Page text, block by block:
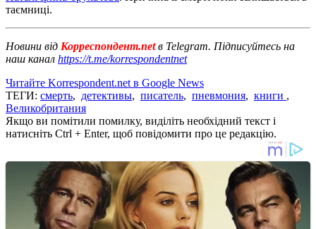
таємниці.
Новини від Корреспондент.netв Telegram. Підписуйтесь на
наш канал https://t.me/korrespondentnet
Читайте Korrespondent.net в Google News
ТЕГИ: смерть, детективы, писатель, пневмония, книги ,
Великобритания
Якщо ви помітили помилку, виділіть необхідний текст і
натисніть Ctrl + Enter, щоб повідомити про це редакцію.